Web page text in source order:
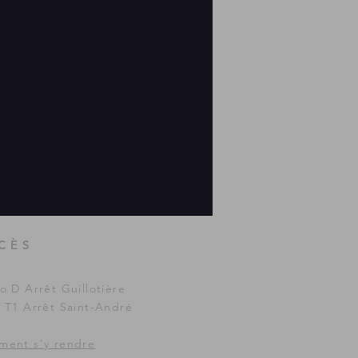
D Arrêt Guillotière
T1 Arrêt Saint-André
s'y rendre